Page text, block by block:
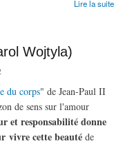
Lire la suite
Wojtyla)
du corps" de Jean-Paul II
de sens sur l'amour
et responsabilité donne
vivre cette beauté de